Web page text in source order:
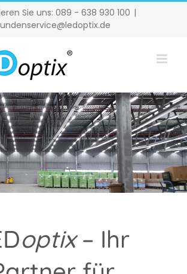
Sie uns: 089 - 638 930 100 |
optix– Ihr